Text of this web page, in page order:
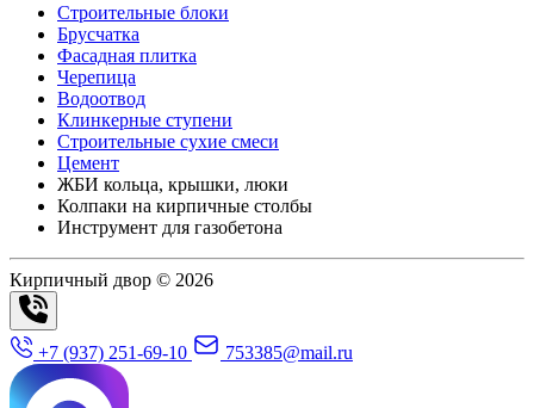
Строительные блоки
Брусчатка
Фасадная плитка
Черепица
Водоотвод
Клинкерные ступени
Строительные сухие смеси
Цемент
ЖБИ кольца, крышки, люки
Колпаки на кирпичные столбы
Инструмент для газобетона
Кирпичный двор © 2026
+7 (937) 251-69-10 753385@mail.ru